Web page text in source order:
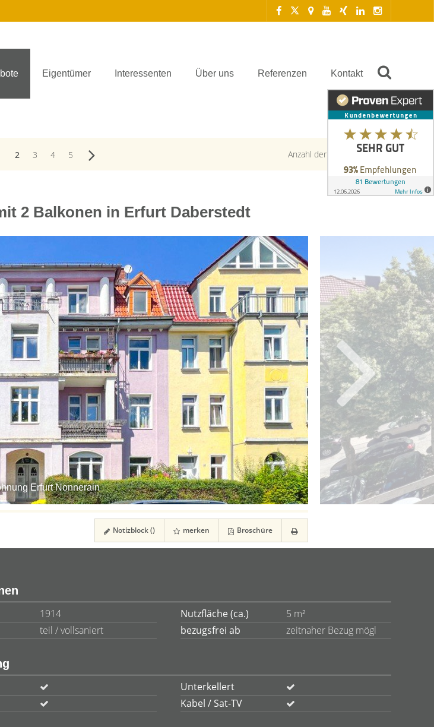
Eigentümer Interessenten Über uns Referenzen Kontakt
2 3 4 5 Anzahl der Objekte:2 | 184
2 Balkonen in Erfurt Daberstedt
Erfurt Nonnerain
Notizblock () merken Broschüre
1914 Nutzfläche (ca.)
5 m²
teil / vollsaniert bezugsfrei ab zeitnaher Bezug mögl
Unterkellert
Kabel / Sat-TV